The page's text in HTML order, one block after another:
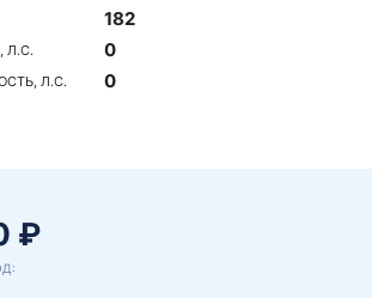
182
Л.С. 0
Л.С. 0
₽